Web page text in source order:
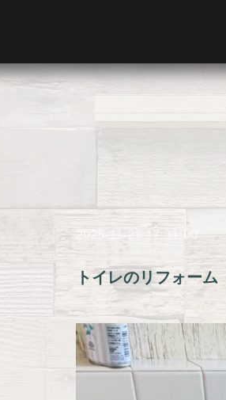
2025-11-21 17:31:00
トイレのリフォーム